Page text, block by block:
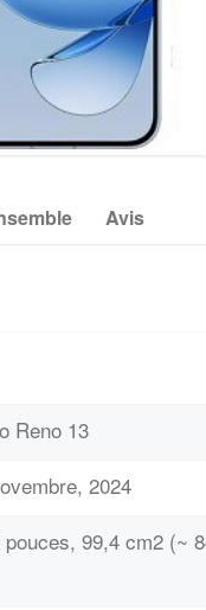
Avis
Reno 13
2024
pouces, 99,4 cm2 (~